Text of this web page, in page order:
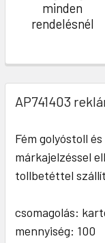
minden
rendelésnél
AP741403
Fém golyóstoll
márkajelzéssel
tollbetéttel
csomagolás:
mennyiség: 100